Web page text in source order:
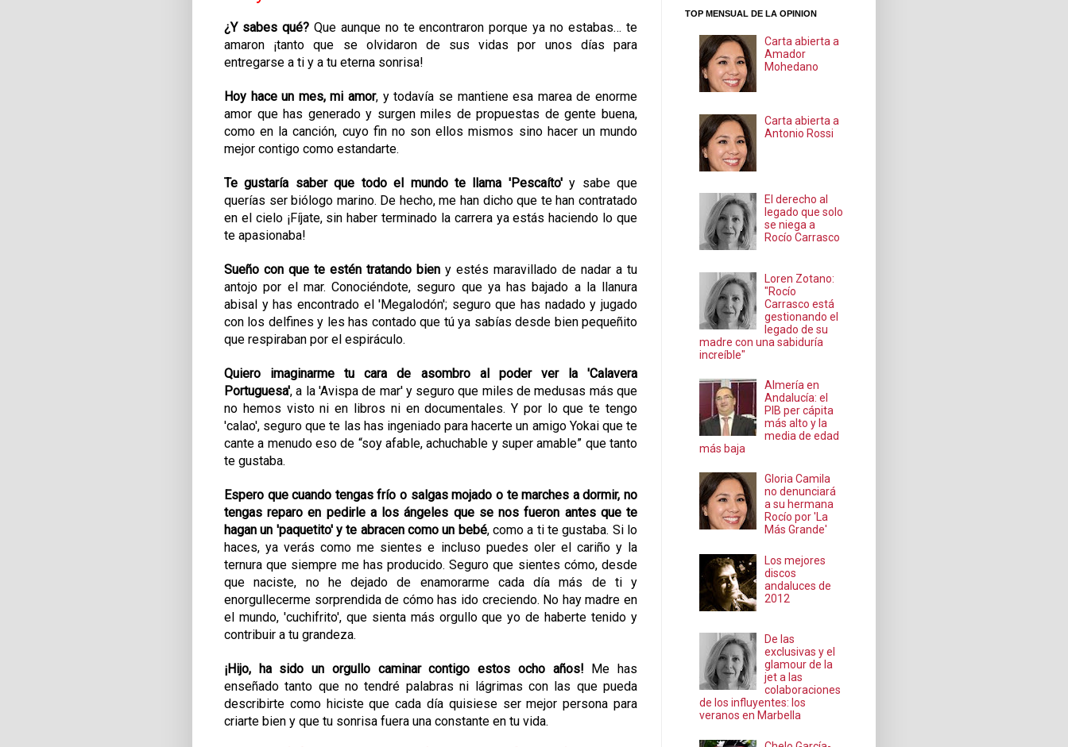
¿Y sabes qué?Que aunque no te encontraron porque ya no estabas… te
amaron ¡tanto que se olvidaron de sus vidas por unos días para
entregarse a ti y a tu eterna sonrisa!
Hoy hace un mes, mi amor, y todavía se mantiene esa marea de enorme
amor que has generado y surgen miles de propuestas de gente buena,
como en la canción, cuyo fin no son ellos mismos sino hacer un mundo
mejor contigo como estandarte.
Te gustaría saber que todo el mundo te llama 'Pescaíto'y sabe que
querías ser biólogo marino. De hecho, me han dicho que te han contratado
en el cielo ¡Fíjate, sin haber terminado la carrera ya estás haciendo lo que
te apasionaba!
Sueño con que te estén tratando bien y estés maravillado de nadar a tu
antojo por el mar. Conociéndote, seguro que ya has bajado a la llanura
abisal y has encontrado el 'Megalodón'; seguro que has nadado y jugado
con los delfines y les has contado que tú ya sabías desde bien pequeñito
que respiraban por el espiráculo.
Quiero imaginarme tu cara de asombro al poder ver la 'Calavera
Portuguesa', a la 'Avispa de mar' y seguro que miles de medusas más que
no hemos visto ni en libros ni en documentales. Y por lo que te tengo
'calao', seguro que te las has ingeniado para hacerte un amigo Yokai que te
cante a menudo eso de “soy afable, achuchable y super amable” que tanto
te gustaba.
Espero que cuando tengas frío o salgas mojado o te marches a dormir, no
tengas reparo en pedirle a los ángeles que se nos fueron antes que te
hagan un 'paquetito' y te abracen como un bebé, como a ti te gustaba. Si lo
haces, ya verás como me sientes e incluso puedes oler el cariño y la
ternura que siempre me has producido. Seguro que sientes cómo, desde
que naciste, no he dejado de enamorarme cada día más de ti y
enorgullecerme sorprendida de cómo has ido creciendo. No hay madre en
el mundo, 'cuchifrito', que sienta más orgullo que yo de haberte tenido y
contribuir a tu grandeza.
¡Hijo, ha sido un orgullo caminar contigo estos ocho años! Me has
enseñado tanto que no tendré palabras ni lágrimas con las que pueda
describirte como hiciste que cada día quisiese ser mejor persona para
criarte bien y que tu sonrisa fuera una constante en tu vida.
TOP MENSUAL DE LA OPINION
Carta abierta a
Amador
Mohedano
Carta abierta a
Antonio Rossi
El derecho al
legado que solo
se niega a
Rocío Carrasco
Loren Zotano:
"Rocío
Carrasco está
gestionando el
legado de su
madre con una sabiduría
increíble"
Almería en
Andalucía: el
PIB per cápita
más alto y la
media de edad
más baja
Gloria Camila
no denunciará
a su hermana
Rocío por 'La
Más Grande'
Los mejores
discos
andaluces de
2012
De las
exclusivas y el
glamour de la
jet a las
colaboraciones
de los influyentes: los
veranos en Marbella